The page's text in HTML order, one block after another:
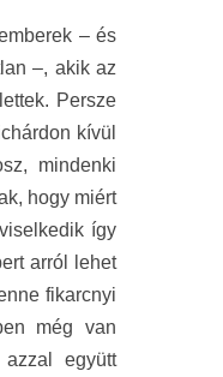
– és
–, akik az
Persze
kívül
mindenki
hogy miért
így
arról lehet
fikarcnyi
még van
együtt